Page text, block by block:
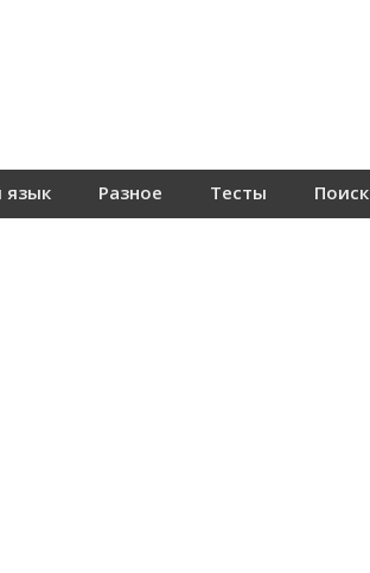
язык Разное Тесты Поиск